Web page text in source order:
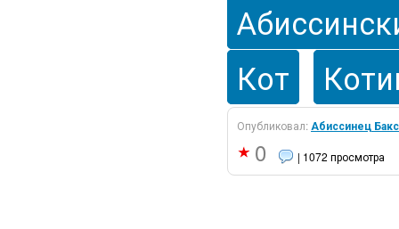
Кот
Опубликовал:Абиссинец Бакс
0 | 1072 просмотра